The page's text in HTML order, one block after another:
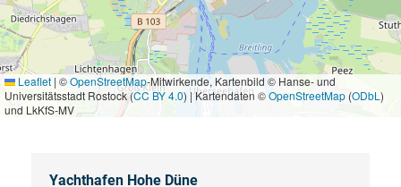
Leaflet | ©OpenStreetMap-Mitwirkende, Kartenbild © Hanse- und
Universitätsstadt Rostock (CC BY 4.0) | Kartendaten ©OpenStreetMap (ODbL )
und LkKfS-MV
Yachthafen Hohe Düne